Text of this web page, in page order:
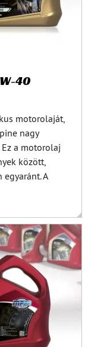
40
motorolaját,
nagy
a motorolaj
között,
A